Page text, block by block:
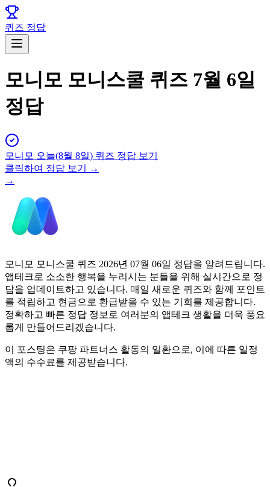
퀴즈 정답
모니모 모니스쿨 퀴즈 7월 6일
정답
모니모 오늘(8월 8일) 퀴즈 정답 보기
클릭하여 정답 보기 →
→
모니모 모니스쿨 퀴즈 2026년 07월 06일 정답을 알려드립니다.
앱테크로 소소한 행복을 누리시는 분들을 위해 실시간으로 정
답을 업데이트하고 있습니다. 매일 새로운 퀴즈와 함께 포인트
를 적립하고 현금으로 환급받을 수 있는 기회를 제공합니다.
정확하고 빠른 정답 정보로 여러분의 앱테크 생활을 더욱 풍요
롭게 만들어드리겠습니다.
이 포스팅은 쿠팡 파트너스 활동의 일환으로, 이에 따른 일정
액의 수수료를 제공받습니다.